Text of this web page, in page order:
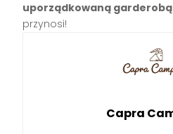
uporządkowaną garderobą
przynosi!
Capra